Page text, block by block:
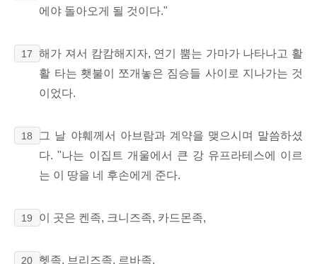
에야 돌아오게 될 것이다."
17
해가 져서 캄캄해지자, 연기 뿜는 가마가 나타나고 활
활 타는 횃불이 쪼개놓은 짐승들 사이로 지나가는 것
이었다.
18
그 날 야훼께서 아브람과 계약을 맺으시며 말씀하셨
다. "나는 이집트 개울에서 큰 강 유프라테스에 이르
는 이 땅을 네 후손에게 준다.
19 이 곳은 켄족, 크니즈족, 카드몬족,
20 헷족, 브리즈족, 르바족,